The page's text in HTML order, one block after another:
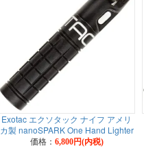
Exotac エクソタック ナイフ アメリ
カ製 nanoSPARK One Hand Lighter
価格： 6,800円(内税)